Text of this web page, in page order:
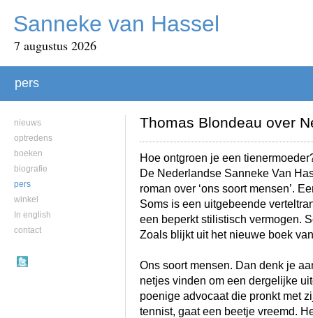
Sanneke van Hassel
7 augustus 2026
pers
nieuws
optredens
boeken
biografie
pers
winkel
In english
contact
Thomas Blondeau over
Hoe ontgroen je een
De Nederlandse Sanneke Van
roman over ‘ons soort mensen’.
Soms is een uitgebeende
een beperkt stilistisch vermogen.
Zoals blijkt uit het nieuwe boek
Ons soort mensen. Dan denk je
netjes vinden om een dergelijke
poenige advocaat die pronkt met
tennist, gaat een beetje vreemd.